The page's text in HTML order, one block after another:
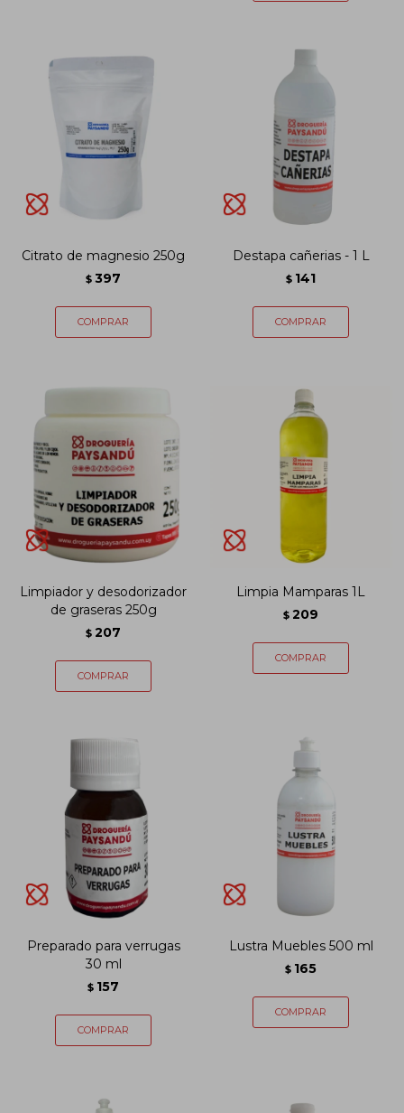
Citrato de magnesio 250g
$ 397
Destapa cañerias - 1 L
$ 141
Limpiador y desodorizador
de graseras 250g
$ 207
Limpia Mamparas 1L
$ 209
Preparado para verrugas
30 ml
$ 157
Lustra Muebles 500 ml
$ 165